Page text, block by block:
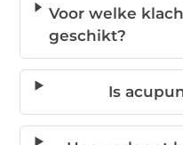
Voor welke
geschikt?
Is